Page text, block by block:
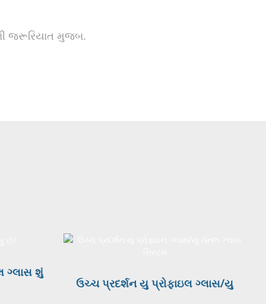
જરૂરિયાત મુજબ.
ગ્લાસ શું
ઉચ્ચ પ્રદર્શન યુ પ્રોફાઇલ ગ્લાસ/યુ